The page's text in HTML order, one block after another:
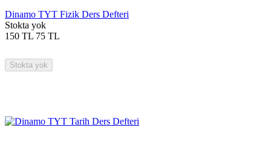
Dinamo TYT Fizik Ders Defteri
Stokta yok
150 TL 75 TL
Stokta yok